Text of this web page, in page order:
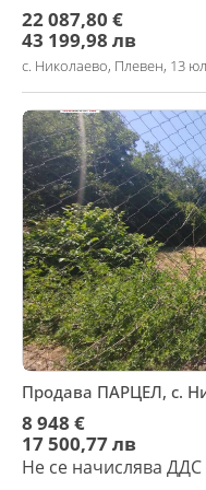
22 087,80 €
43 199,98 лв
с. Николаево, Плевен, 13
Продава ПАРЦЕЛ, с.
8 948 €
17 500,77 лв
Не се начислява ДДС